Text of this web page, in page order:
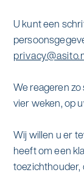
U kunt een
We reageren
vier weken, op
Wij willen u er
heeft om een